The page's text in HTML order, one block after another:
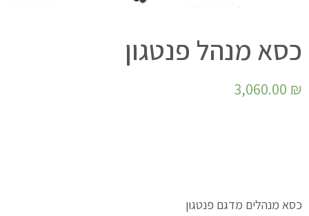
כסא מנהל פנטגון
3,060.00 ₪
כסא מנהלים מדגם פנטגון